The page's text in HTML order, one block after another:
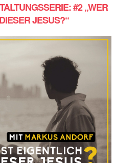
#2 „WER
JESUS?“